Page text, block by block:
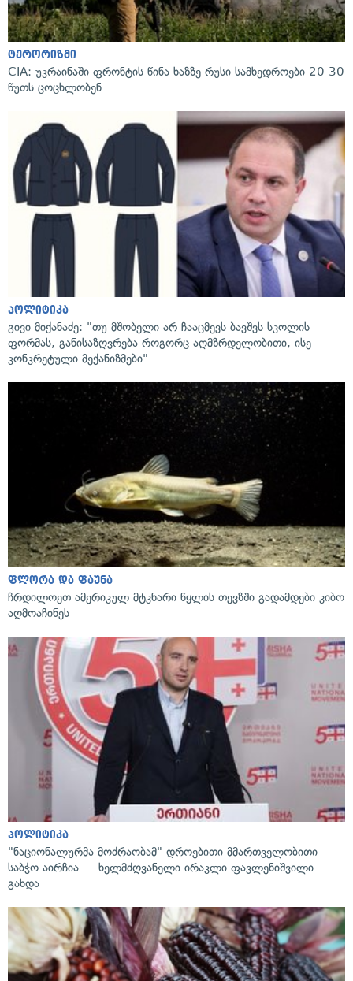
ტერორიზმი
CIA: უკრაინაში ფრონტის წინა ხაზზე რუსი სამხედროები 20-30
წუთს ცოცხლობენ
პოლიტიკა
გივი მიქანაძე: "თუ მშობელი არ ჩააცმევს ბავშვს სკოლის
ფორმას, განისაზღვრება როგორც აღმზრდელობითი, ისე
კონკრეტული მექანიზმები"
ფლორა და ფაუნა
ჩრდილოეთ ამერიკულ მტკნარი წყლის თევზში გადამდები კიბო
აღმოაჩინეს
პოლიტიკა
"ნაციონალურმა მოძრაობამ" დროებითი მმართველობითი
საბჭო აირჩია — ხელმძღვანელი ირაკლი ფავლენიშვილი
გახდა